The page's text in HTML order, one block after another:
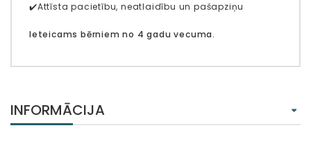
✔️Attīsta pacietību, neatlaidību un pašapziņu
Ieteicams bērniem no 4 gadu vecuma.
INFORMĀCIJA